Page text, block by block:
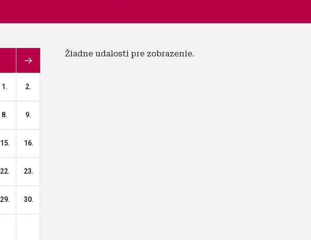
1. 2.
8. 9.
15. 16.
22. 23.
29. 30.
Žiadne udalosti pre zobrazenie.